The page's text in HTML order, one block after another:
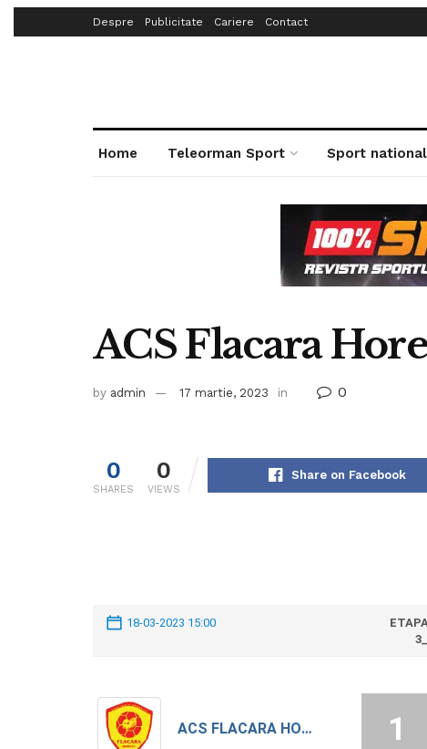
Despre Publicitate Cariere Contact
Home Teleorman Sport Sport national
ACS Flacara
by admin 17 martie, 2023 in 0
0
SHARES
0
VIEWS
Share on Facebook
18-03-2023 15:00
ACS FLACARA HOREZU 1